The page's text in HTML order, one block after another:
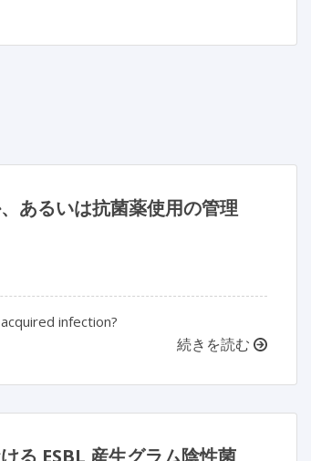
あるいは抗菌薬使用の管理
infection?
続きを読む